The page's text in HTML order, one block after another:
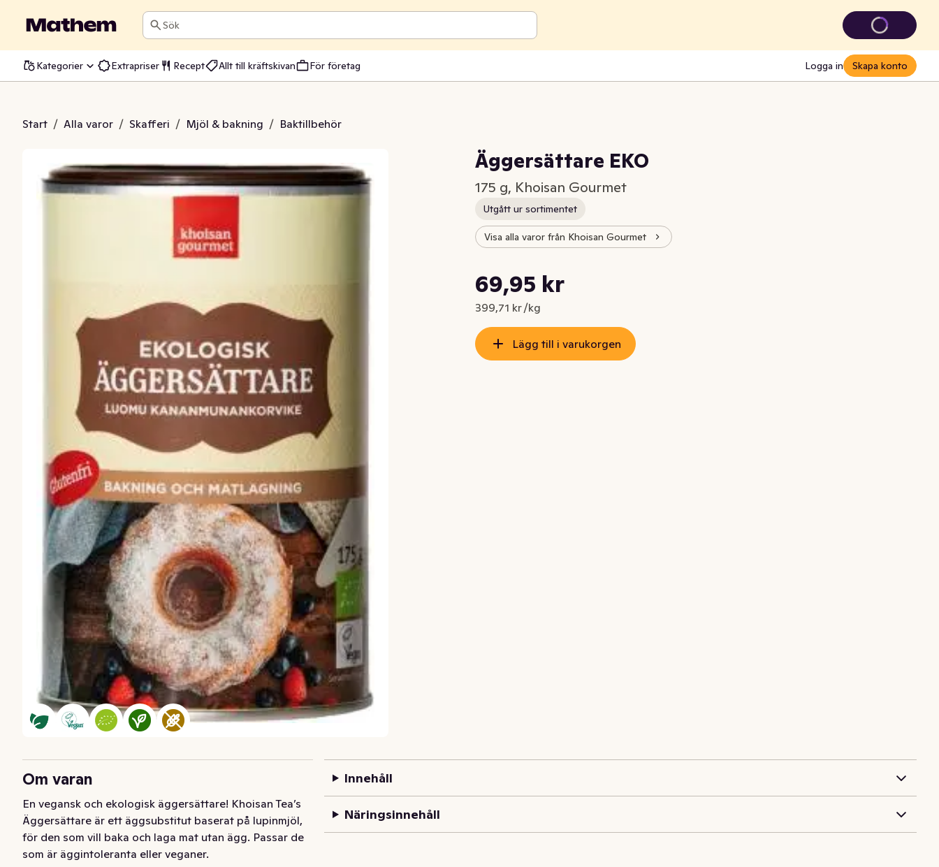
Sök
Kategorier Extrapriser Recept Allt till kräftskivan För företag Logga in Skapa konto
Start / Alla varor / Skafferi / Mjöl & bakning / Baktillbehör
EKO
Äggersättare EKO
175 g, Khoisan Gourmet
Utgått ur sortimentet
Visa alla varor från Khoisan Gourmet
Nuvarande pris är: 69,95 kr
69,95 kr
399,71 kr /kg
Styckpris: 399,71 kr /kg
Lägg till i varukorgen
Om varan
En vegansk och ekologisk äggersättare! Khoisan Tea’s
Äggersättare är ett äggsubstitut baserat på lupinmjöl,
för den som vill baka och laga mat utan ägg. Passar de
som är äggintoleranta eller veganer.
Innehåll
Näringsinnehåll